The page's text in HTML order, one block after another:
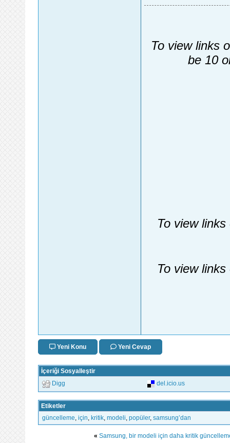
To view links
be 10
To view
To view
Yeni Konu Yeni Cevap
İçeriği Sosyalleştir
Digg del.icio.us
Etiketler
güncelleme için kritik modeli popüler, samsung’dan
« Samsung, bir modeli için daha kritik